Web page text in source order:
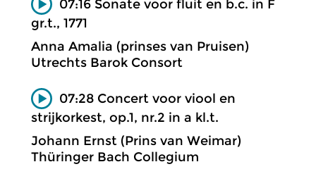
07:16 Sonate voor fluit en b.c. in F
gr.t., 1771
Anna Amalia (prinses van Pruisen)
Utrechts Barok Consort
07:28 Concert voor viool en
strijkorkest, op.1, nr.2 in a kl.t.
Johann Ernst (Prins van Weimar)
Thüringer Bach Collegium